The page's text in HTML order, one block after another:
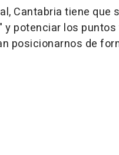
Cantabria tiene que
y potenciar los
posicionarnos de